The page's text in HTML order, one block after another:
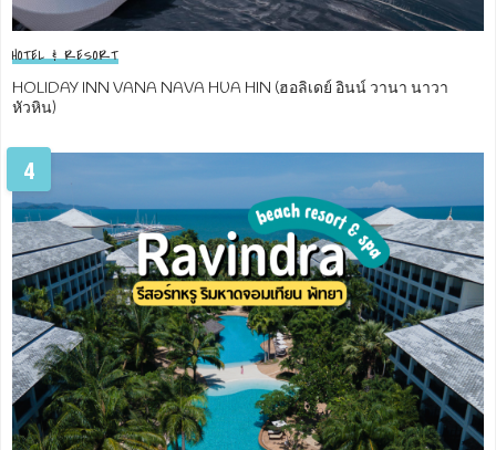
HOTEL & RESORT
HOLIDAY INN VANA NAVA HUA HIN (ฮอลิเดย์ อินน์ วานา นาวา
หัวหิน)
4